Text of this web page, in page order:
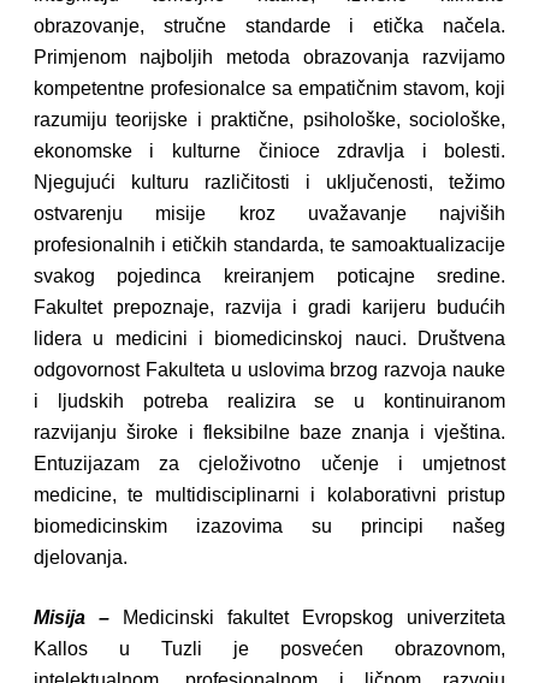
obrazovanje, stručne standarde i etička načela.
Primjenom najboljih metoda obrazovanja razvijamo
kompetentne profesionalce sa empatičnim stavom, koji
razumiju teorijske i praktične, psihološke, sociološke,
ekonomske i kulturne činioce zdravlja i bolesti.
Njegujući kulturu različitosti i uključenosti, težimo
ostvarenju misije kroz uvažavanje najviših
profesionalnih i etičkih standarda, te samoaktualizacije
svakog pojedinca kreiranjem poticajne sredine.
Fakultet prepoznaje, razvija i gradi karijeru budućih
lidera u medicini i biomedicinskoj nauci. Društvena
odgovornost Fakulteta u uslovima brzog razvoja nauke
i ljudskih potreba realizira se u kontinuiranom
razvijanju široke i fleksibilne baze znanja i vještina.
Entuzijazam za cjeloživotno učenje i umjetnost
medicine, te multidisciplinarni i kolaborativni pristup
biomedicinskim izazovima su principi našeg
djelovanja.
Misija –
Medicinski fakultet Evropskog univerziteta
Kallos u Tuzli je posvećen obrazovnom,